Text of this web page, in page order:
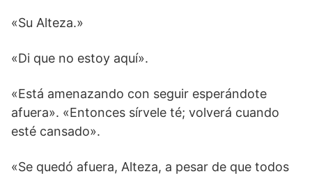
«Su Alteza.»
«Di que no estoy aquí».
«Está amenazando con seguir esperándote
afuera». «Entonces sírvele té; volverá cuando
esté cansado».
«Se quedó afuera, Alteza, a pesar de que todos